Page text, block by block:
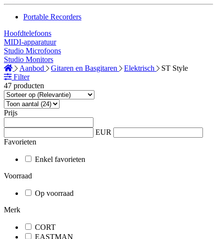
Portable Recorders
Hoofdtelefoons
MIDI-apparatuur
Studio Microfoons
Studio Monitors
Aanbod
Gitaren en Basgitaren Elektrisch
ST Style
Filter
47 producten
Prijs
EUR
Favorieten
Enkel favorieten
Voorraad
Op voorraad
Merk
CORT
EASTMAN